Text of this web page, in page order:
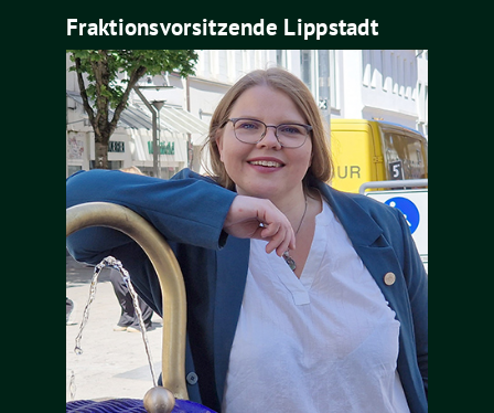
Fraktionsvorsitzende Lippstadt